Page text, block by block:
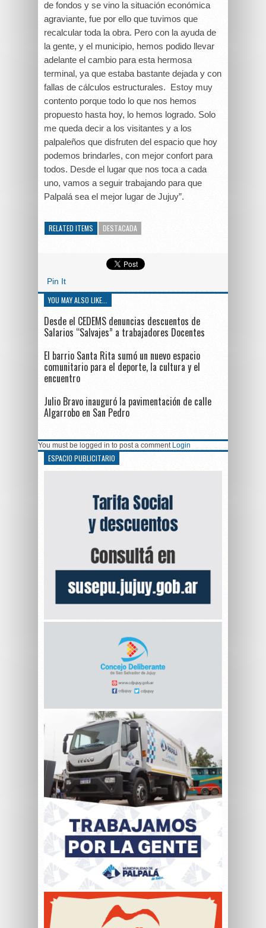
de fondos y se vino la situación económica
agraviante, fue por ello que tuvimos que
recalcular toda la obra. Pero con la ayuda de
la gente, y el municipio, hemos podido llevar
adelante el cambio para esta hermosa
terminal, ya que estaba bastante dejada y con
fallas de cálculos estructurales. Estoy muy
contento porque todo lo que nos hemos
propuesto hasta hoy, lo hemos logrado. Solo
me queda decir a los visitantes y a los
palpaleños que disfruten del espacio que hoy
podemos brindarles, con mejor confort para
todos. Desde el lugar que nos toca a cada
uno, vamos a seguir trabajando para que
Palpalá sea el mejor lugar de Jujuy”.
RELATED ITEMS DESTACADA
Pin It
YOU MAY ALSO LIKE...
Desde el CEDEMS denuncias descuentos de
Salarios “Salvajes” a trabajadores Docentes
El barrio Santa Rita sumó un nuevo espacio
comunitario para el deporte, la cultura y el
encuentro
Julio Bravo inauguró la pavimentación de calle
Algarrobo en San Pedro
You must be logged in to post a comment Login
ESPACIO PUBLICITARIO